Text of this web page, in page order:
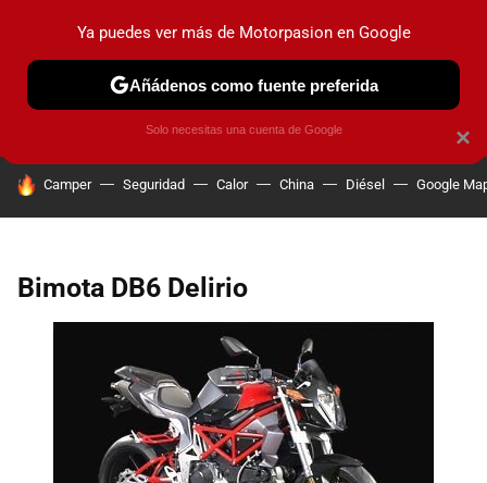
PRUEBAS COCHES ELÉCTRICOS OBSERVATORIO
HOY SE HABLA DE
Camper Seguridad Calor China Diésel Google
Bimota DB6 Delirio
×
Ya puedes ver más de Motorpasion en Google
Añádenos como fuente preferida
Solo necesitas una cuenta de Google